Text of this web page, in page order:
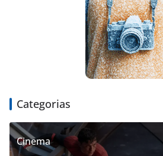
Categorias
Cinema